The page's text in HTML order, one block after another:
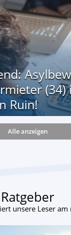
(34)
Ruin!
Ruin!
Alle anzeigen
Ratgeber
unsere Leser am